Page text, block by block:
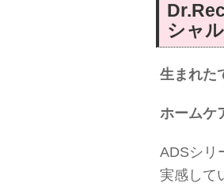
シャル
生まれた
ホームケ
ADSシリ
実感して